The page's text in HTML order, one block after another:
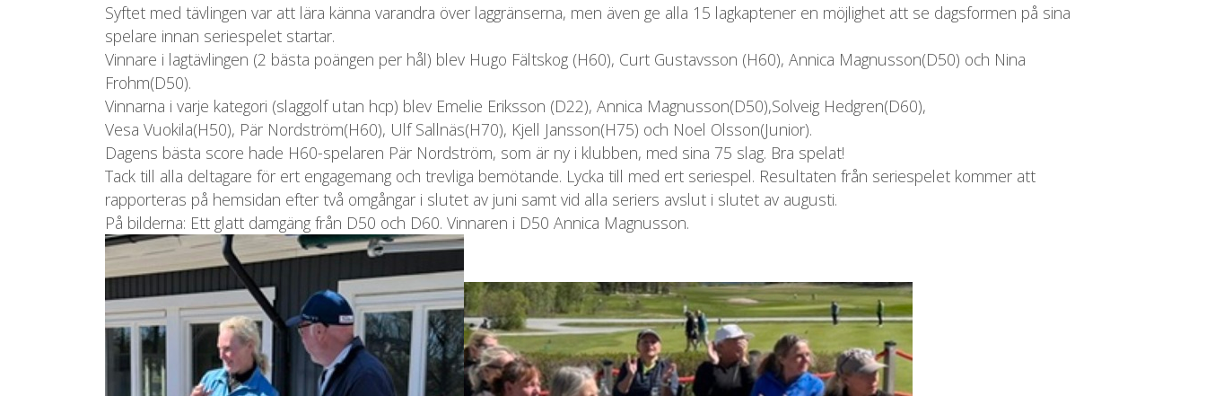
Syftet med tävlingen var att lära känna varandra över laggränserna, men även ge alla 15 lagkaptener en möjlighet att se dagsformen på sina
spelare innan seriespelet startar.
Vinnare i lagtävlingen (2 bästa poängen per hål) blev Hugo Fältskog (H60), Curt Gustavsson (H60), Annica Magnusson(D50) och Nina
Frohm(D50).
Vinnarna i varje kategori (slaggolf utan hcp) blev Emelie Eriksson (D22), Annica Magnusson(D50),Solveig Hedgren(D60),
Vesa Vuokila(H50), Pär Nordström(H60), Ulf Sallnäs(H70), Kjell Jansson(H75) och Noel Olsson(Junior).
Dagens bästa score hade H60-spelaren Pär Nordström, som är ny i klubben, med sina 75 slag. Bra spelat!
Tack till alla deltagare för ert engagemang och trevliga bemötande. Lycka till med ert seriespel. Resultaten från seriespelet kommer att
rapporteras på hemsidan efter två omgångar i slutet av juni samt vid alla seriers avslut i slutet av augusti.
På bilderna: Ett glatt damgäng från D50 och D60. Vinnaren i D50 Annica Magnusson.